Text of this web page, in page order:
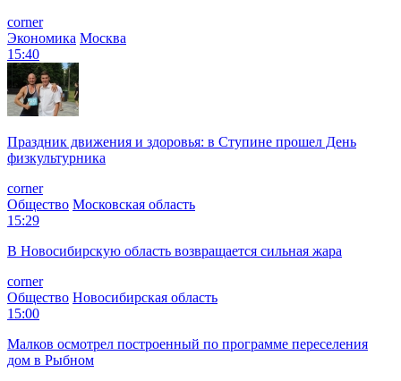
corner
Экономика Москва
15:40
Праздник движения и здоровья: в Ступине прошел День
физкультурника
corner
Общество Московская область
15:29
В Новосибирскую область возвращается сильная жара
corner
Общество Новосибирская область
15:00
Малков осмотрел построенный по программе переселения
дом в Рыбном